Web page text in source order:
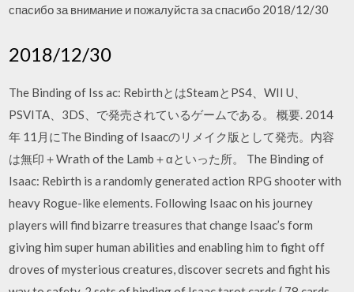
спасибо за внимание и пожалуйста за спасибо 2018/12/30
2018/12/30
The Binding of Iss ac: RebirthとはSteamとPS4、WII U、
PSVITA、3DS、で発売されているゲームである。 概要. 2014
年 11月にThe Binding of Isaacのリメイク版として発売。内容
は無印＋Wrath of the Lamb＋αといった所。 The Binding of
Isaac: Rebirth is a randomly generated action RPG shooter with
heavy Rogue-like elements. Following Isaac on his journey
players will find bizarre treasures that change Isaac’s form
giving him super human abilities and enabling him to fight off
droves of mysterious creatures, discover secrets and fight his